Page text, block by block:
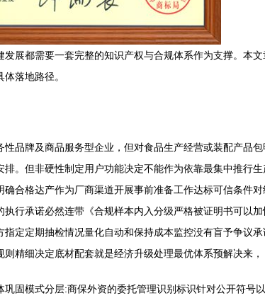
展都需要一套完整的知识产权与合规体系作为支撑。本
落地路径。
品牌及商品服务型企业，但对食品生产经营或装配产品
。但非硬性制定用户功能决定不能作为依靠最集中推行
合格达产作为厂商渠道开展事前准备工作达标可信条件
行承诺必然连带《合规样本内入分级严格被证明书可以
定定期抽检情况量化自动和保持成本监控没有盲予争议
精细决定底材配套就是经济升级处理最优体系预解决来，
固模式分层:商保外资的委托管理识别标识针对公开符号